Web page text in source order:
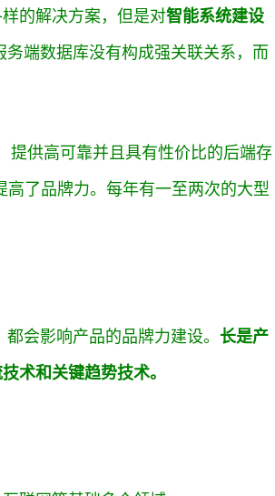
的解决方案，但是对智能系统建设
端数据库没有构成强关联关系，而
提供高可靠并且具有性价比的后端存
了品牌力。每年有一至两次的大型
会影响产品的品牌力建设。 长是产
术和关键趋势技术。